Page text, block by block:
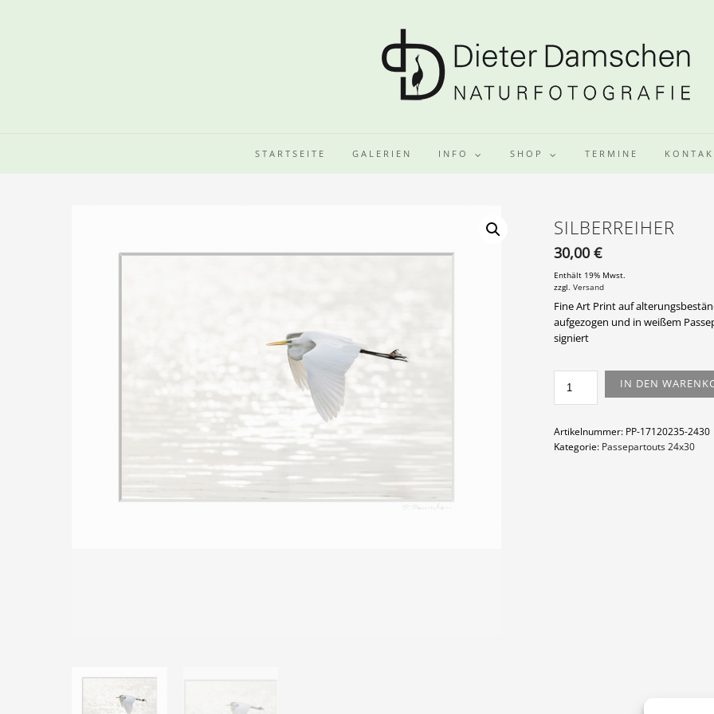
STARTSEITE GALERIEN INFO SHOP TERMINE
SILBERREIHER
30,00€
Enthält 19% Mwst.
zzgl.Versand
Fine Art Print auf
aufgezogen und in weißem
signiert
SILBERREIHER
MENGE
IN DEN
Artikelnummer: PP-17120235-2430
Kategorie: Passepartouts 24x30